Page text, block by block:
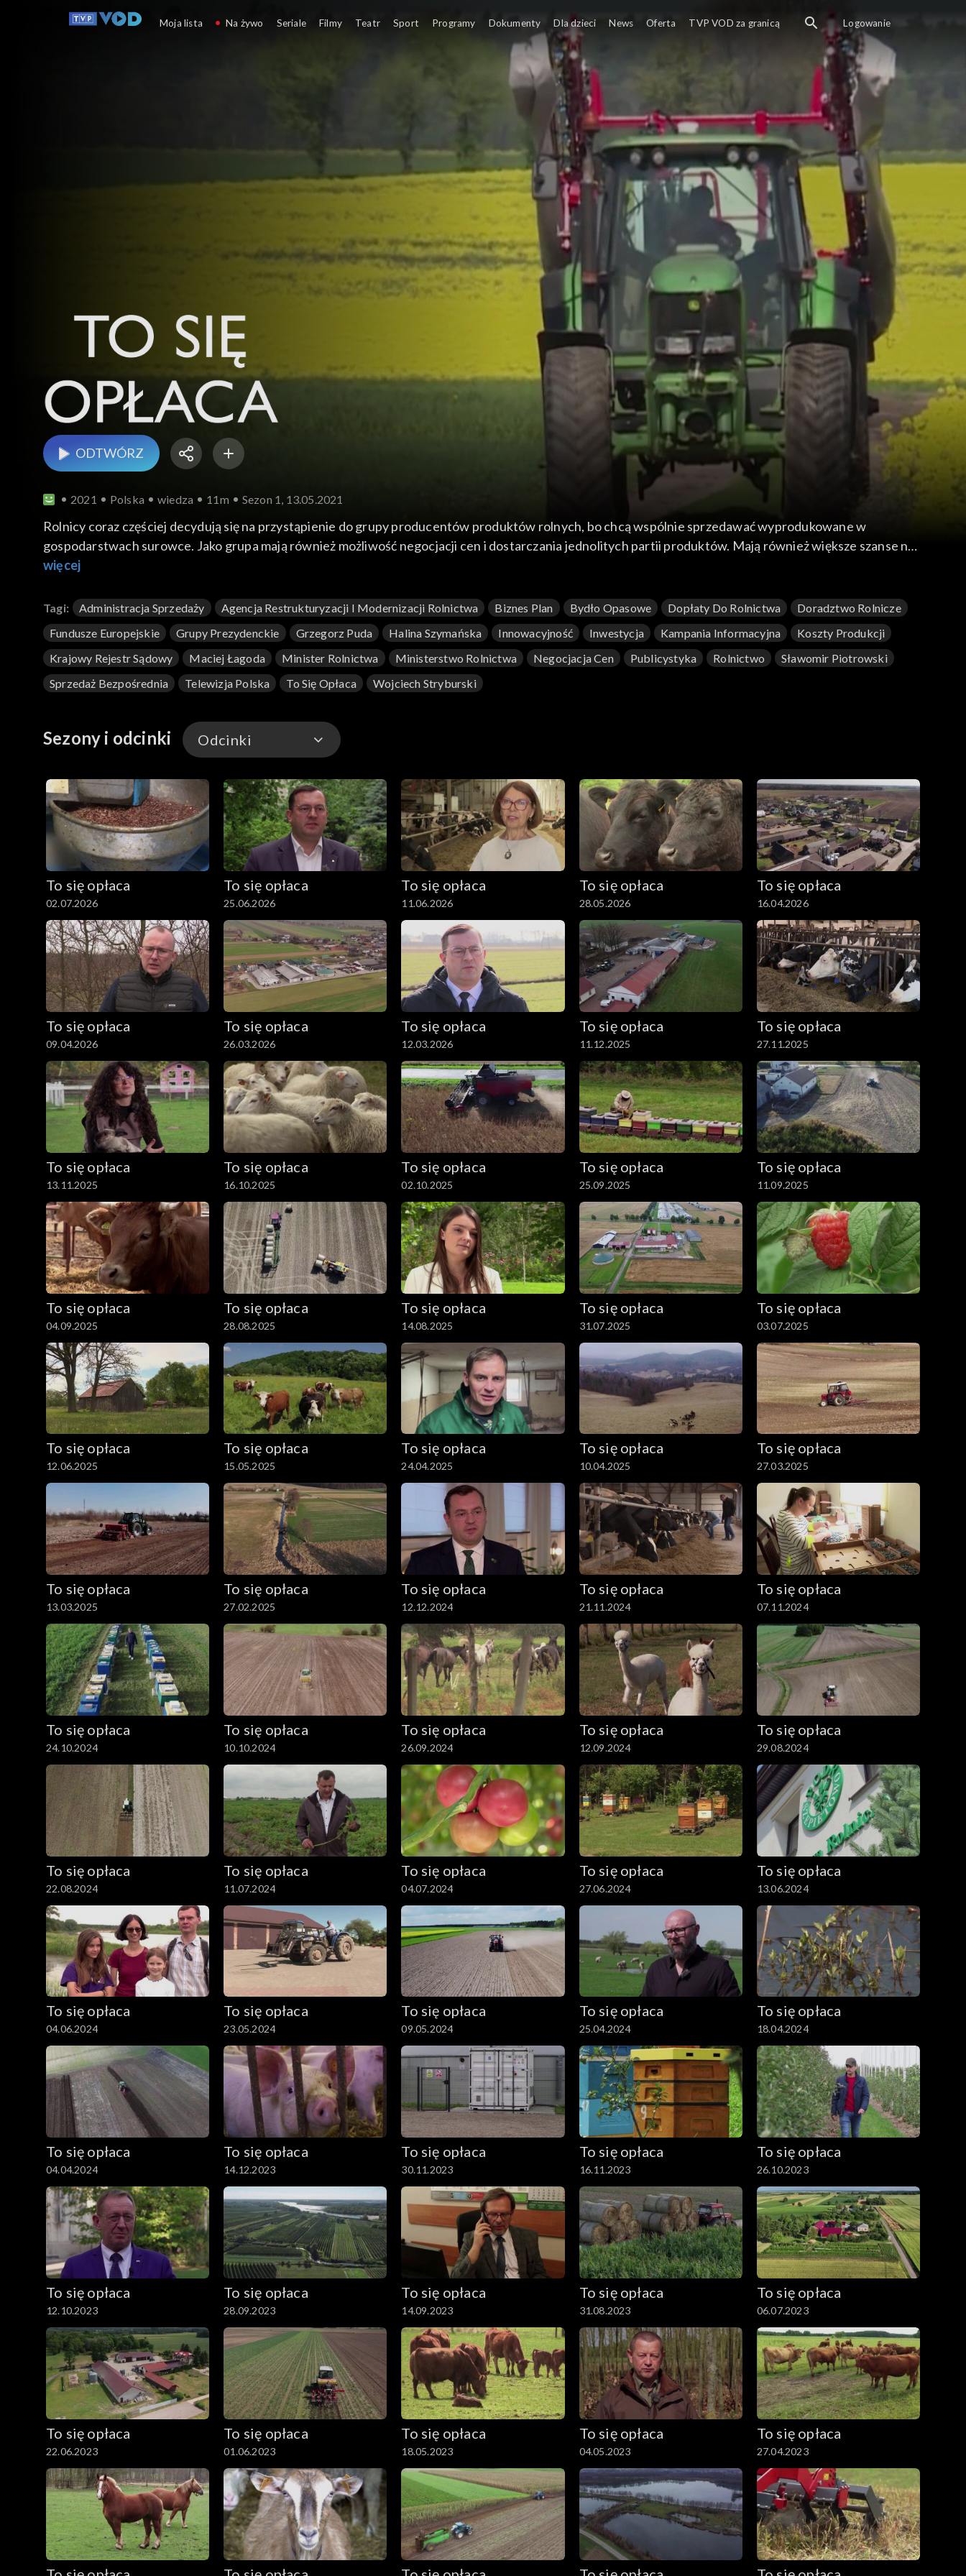
ODTWÓRZ
2021 Polska wiedza 11m Sezon 1, 13.05.2021
Rolnicy coraz częściej decydują się na przystąpienie do grupy producentów produktów rolnych, bo chcą wspólnie sprzedawać wyprodukowane w
gospodarstwach surowce. Jako grupa mają również możliwość negocjacji cen i dostarczania jednolitych partii produktów. Mają również większe szanse na
uzyskanie dopłat z funduszy europejskich z Programu Rozwoju Ośrodków Wiejskich.
więcej
Tagi: Administracja Sprzedaży Agencja Restrukturyzacji I Modernizacji Rolnictwa Biznes Plan Bydło Opasowe Dopłaty Do Rolnictwa
Doradztwo Rolnicze
Fundusze Europejskie
Grupy Prezydenckie Grzegorz Puda Halina Szymańska Innowacyjność Inwestycja Kampania Informacyjna
Koszty Produkcji
Krajowy Rejestr Sądowy
Maciej Łagoda Minister Rolnictwa Ministerstwo Rolnictwa Negocjacja Cen Publicystyka Rolnictwo
Sławomir Piotrowski
Sprzedaż Bezpośrednia
Telewizja Polska To Się Opłaca Wojciech Stryburski
Sezony i odcinki Odcinki
Odcinki
To się opłaca
02.07.2026
To się opłaca
25.06.2026
To się opłaca
11.06.2026
To się opłaca
28.05.2026
To się opłaca
16.04.2026
To się opłaca
09.04.2026
To się opłaca
26.03.2026
To się opłaca
12.03.2026
To się opłaca
11.12.2025
To się opłaca
27.11.2025
To się opłaca
13.11.2025
To się opłaca
16.10.2025
To się opłaca
02.10.2025
To się opłaca
25.09.2025
To się opłaca
11.09.2025
To się opłaca
04.09.2025
To się opłaca
28.08.2025
To się opłaca
14.08.2025
To się opłaca
31.07.2025
To się opłaca
03.07.2025
To się opłaca
12.06.2025
To się opłaca
15.05.2025
To się opłaca
24.04.2025
To się opłaca
10.04.2025
To się opłaca
27.03.2025
To się opłaca
13.03.2025
To się opłaca
27.02.2025
To się opłaca
12.12.2024
To się opłaca
21.11.2024
To się opłaca
07.11.2024
To się opłaca
24.10.2024
To się opłaca
10.10.2024
To się opłaca
26.09.2024
To się opłaca
12.09.2024
To się opłaca
29.08.2024
To się opłaca
22.08.2024
To się opłaca
11.07.2024
To się opłaca
04.07.2024
To się opłaca
27.06.2024
To się opłaca
13.06.2024
To się opłaca
04.06.2024
To się opłaca
23.05.2024
To się opłaca
09.05.2024
To się opłaca
25.04.2024
To się opłaca
18.04.2024
To się opłaca
04.04.2024
To się opłaca
14.12.2023
To się opłaca
30.11.2023
To się opłaca
16.11.2023
To się opłaca
26.10.2023
To się opłaca
12.10.2023
To się opłaca
28.09.2023
To się opłaca
14.09.2023
To się opłaca
31.08.2023
To się opłaca
06.07.2023
To się opłaca
22.06.2023
To się opłaca
01.06.2023
To się opłaca
18.05.2023
To się opłaca
04.05.2023
To się opłaca
27.04.2023
Moja lista Na żywo Seriale Filmy Teatr Sport Programy Dokumenty Dla dzieci News Oferta TVP VOD za granicą Logowanie